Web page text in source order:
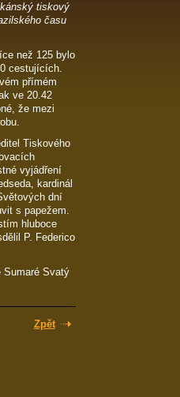
tiskový
času
než 125 bylo
cestujících.
přímém
ve 20.42
že mezi
Tiskového
vyjádření
kardinál
dní
s papežem.
hluboce
P. Federico
Sumaré Svatý
Zpět